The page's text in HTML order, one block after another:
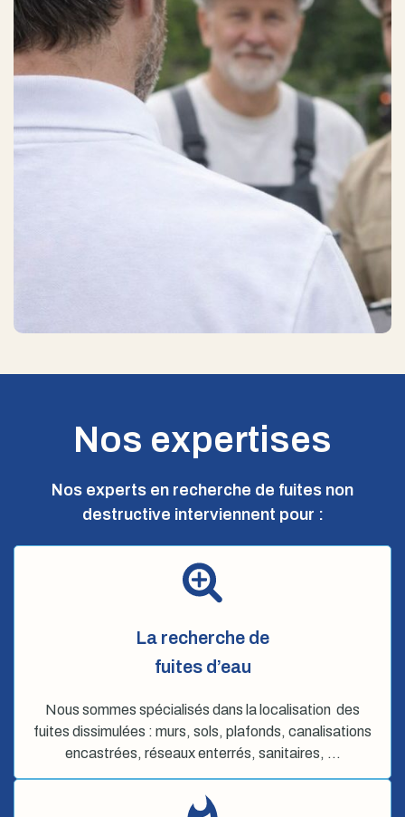
Nos expertises
Nos experts en recherche de fuites non
destructive interviennent pour :
La recherche de
fuites d’eau
Nous sommes spécialisés dans la localisation des
fuites dissimulées : murs, sols, plafonds, canalisations
encastrées, réseaux enterrés, sanitaires, …